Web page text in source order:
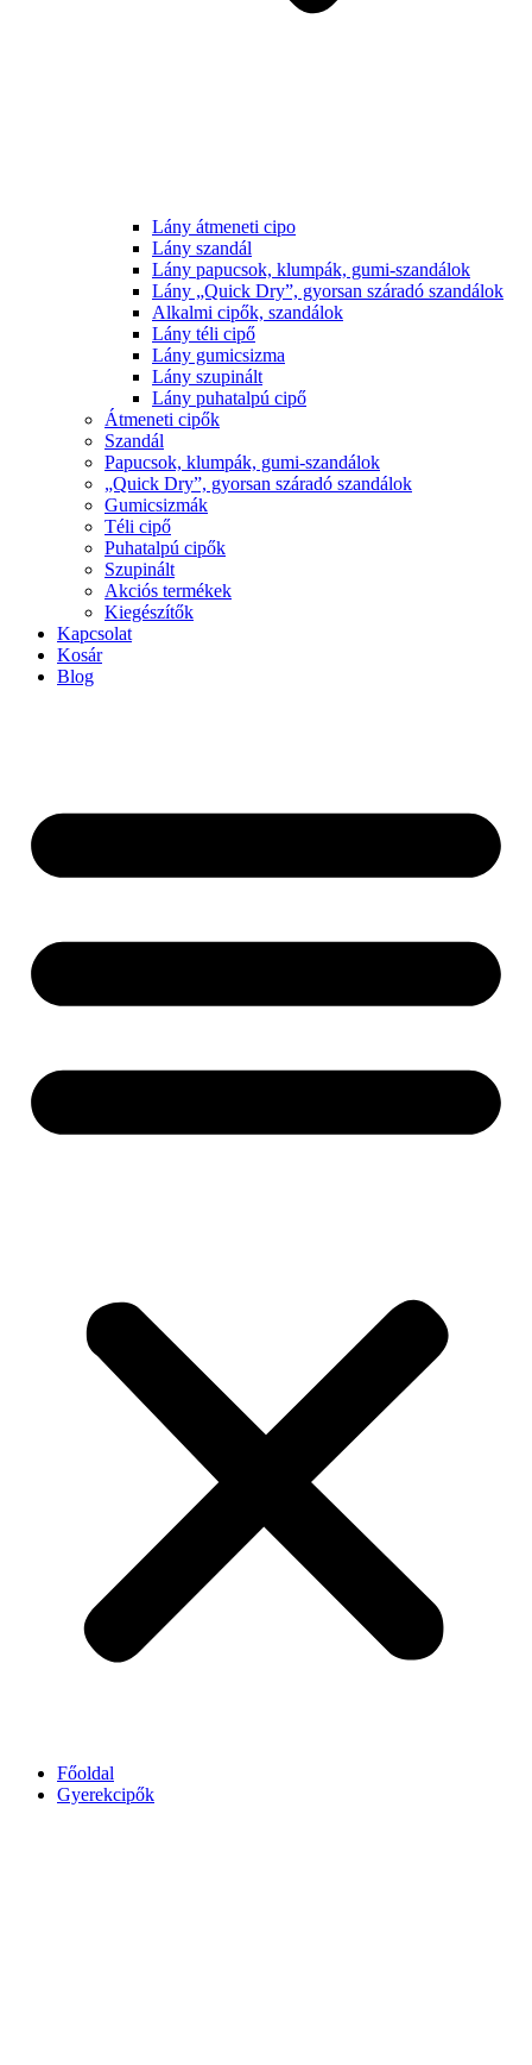
Lány átmeneti cipo
Lány szandál
Lány papucsok, klumpák, gumi-szandálok
Lány „Quick Dry”, gyorsan száradó szandálok
Alkalmi cipők, szandálok
Lány téli cipő
Lány gumicsizma
Lány szupinált
Lány puhatalpú cipő
Átmeneti cipők
Szandál
Papucsok, klumpák, gumi-szandálok
„Quick Dry”, gyorsan száradó szandálok
Gumicsizmák
Téli cipő
Puhatalpú cipők
Szupinált
Akciós termékek
Kiegészítők
Kapcsolat
Kosár
Blog
Főoldal
Gyerekcipők